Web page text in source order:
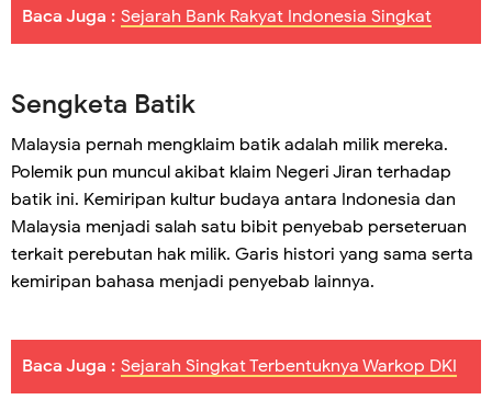
Baca Juga : Sejarah Bank Rakyat Indonesia Singkat
Sengketa Batik
Malaysia pernah mengklaim batik adalah milik mereka.
Polemik pun muncul akibat klaim Negeri Jiran terhadap
batik ini. Kemiripan kultur budaya antara Indonesia dan
Malaysia menjadi salah satu bibit penyebab perseteruan
terkait perebutan hak milik. Garis histori yang sama serta
kemiripan bahasa menjadi penyebab lainnya.
Baca Juga : Sejarah Singkat Terbentuknya Warkop DKI